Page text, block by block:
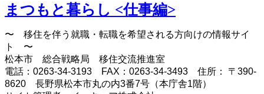
まつもと暮らし <仕事編>
〜 移住を伴う就職・転職を希望される方向けの情報サイ
ト 〜
松本市 総合戦略局 移住交流推進室
電話：0263-34-3193 FAX：0263-34-3493 住所： 〒390-
8620 長野県松本市丸の内3番7号（本庁舎1階）